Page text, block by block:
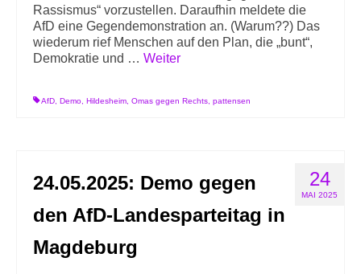
Rassismus“ vorzustellen. Daraufhin meldete die
AfD eine Gegendemonstration an. (Warum??) Das
wiederum rief Menschen auf den Plan, die „bunt“,
Demokratie und … Weiter
AfD Demo Hildesheim Omas gegen Rechts pattensen
24
MAI 2025
24.05.2025: Demo gegen
den AfD-Landesparteitag in
Magdeburg